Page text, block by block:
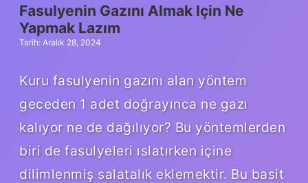
Fasulyenin Gazını Almak Için Ne
Yapmak Lazım
Tarih: Aralık 28, 2024
Kuru fasulyenin gazını alan yöntem
geceden 1 adet doğrayınca ne gazı
kalıyor ne de dağılıyor? Bu yöntemlerden
biri de fasulyeleri ıslatırken içine
dilimlenmiş salatalık eklemektir. Bu basit